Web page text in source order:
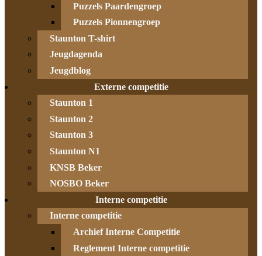
Puzzels Paardengroep
Puzzels Pionnengroep
Staunton T-shirt
Jeugdagenda
Jeugdblog
Externe competitie
Staunton 1
Staunton 2
Staunton 3
Staunton N1
KNSB Beker
NOSBO Beker
Interne competitie
Interne competitie
Archief Interne Competitie
Reglement Interne competitie